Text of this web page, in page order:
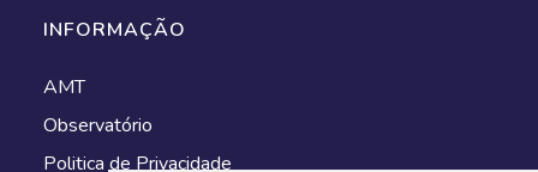
INFORMAÇÃO
AMT
Observatório
Politica de Privacidade